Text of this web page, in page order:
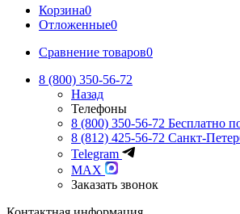
Корзина0
Отложенные0
Сравнение товаров0
8 (800) 350-56-72
Назад
Телефоны
8 (800) 350-56-72 Бесплатно
8 (812) 425-56-72 Санкт-
Telegram
MAX
Заказать звонок